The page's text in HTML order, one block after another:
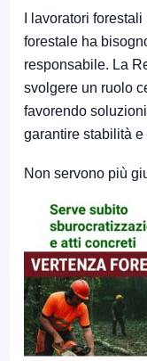
I lavoratori
forestale ha
responsabile. La
svolgere un ruolo
favorendo
garantire stabilità
Non servono più